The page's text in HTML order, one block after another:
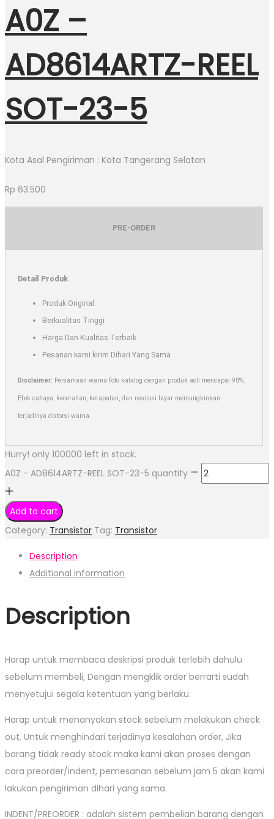
A0Z –
AD8614ARTZ-REEL
SOT-23-5
Kota Asal Pengiriman : Kota Tangerang Selatan
Rp 63.500
PRE-ORDER
Detail Produk
Produk Original
Berkualitas Tinggi
Harga Dan Kualitas Terbaik
Pesanan kami kirim Dihari Yang Sama
Disclaimer: Persamaan warna foto katalog dengan produk asli mencapai 98%.
Efek cahaya, kecerahan, kerapatan, dan resolusi layar memungkinkan
terjadinya distorsi warna.
Hurry! only 100000 left in stock.
A0Z - AD8614ARTZ-REEL SOT-23-5 quantity
Add to cart
Category: Transistor Tag: Transistor
Description
Additional information
Description
Harap untuk membaca deskripsi produk terlebih dahulu
sebelum membeli, Dengan mengklik order berrarti sudah
menyetujui segala ketentuan yang berlaku.
Harap untuk menanyakan stock sebelum melakukan check
out, Untuk menghindari terjadinya kesalahan order, Jika
barang tidak ready stock maka kami akan proses dengan
cara preorder/indent, pemesanan sebelum jam 5 akan kami
lakukan pengiriman dihari yang sama.
INDENT/PREORDER : adalah sistem pembelian barang dengan